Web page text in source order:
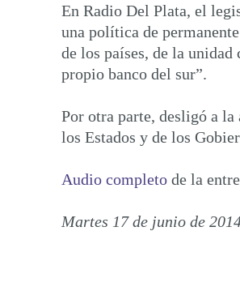
En Radio Del Plata, el
una política de
de los países, de la
propio banco del sur”.
Por otra parte, desligó a
los Estados y de los
Audio completo de la
Martes 17 de junio de